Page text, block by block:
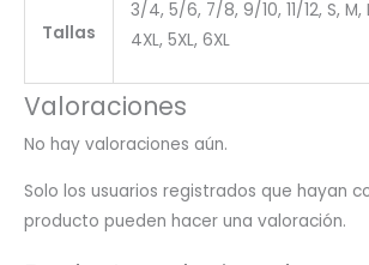
Tallas
3/4, 5/6, 7/8, 9/10, 11/12, S, M,
4XL, 5XL, 6XL
Valoraciones
No hay valoraciones aún.
Solo los usuarios registrados que hayan
producto pueden hacer una valoración.